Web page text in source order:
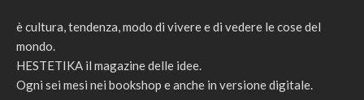
è cultura, tendenza, modo di vivere e di vedere le cose del
mondo.
HESTETIKA il magazine delle idee.
Ogni sei mesi nei bookshop e anche in versione digitale.